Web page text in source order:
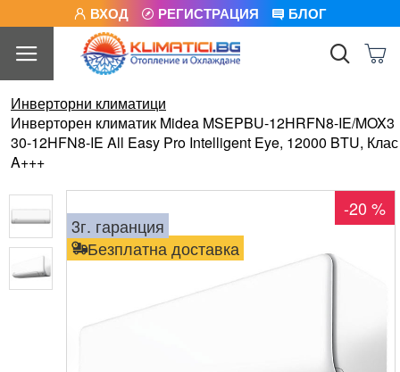
ВХОД РЕГИСТРАЦИЯ БЛОГ
Инверторни климатици
Инверторен климатик Midea MSEPBU-12HRFN8-IE/MOX3
30-12HFN8-IE All Easy Pro Intelligent Eye, 12000 BTU, Клас
A+++
Безплатна доставка
3г. гаранция
-20 %